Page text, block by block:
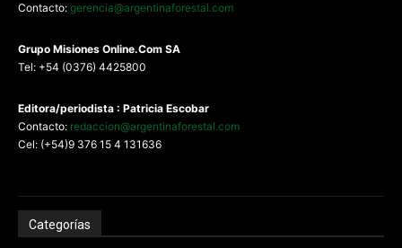
Contacto: gerencia@argentinaforestal.com
Grupo Misiones Online.Com SA
Tel: +54 (0376) 4425800
Editora/periodista : Patricia Escobar
Contacto: redaccion@argentinaforestal.com
Cel: (+54)9 376 15 4 131636
Categorías